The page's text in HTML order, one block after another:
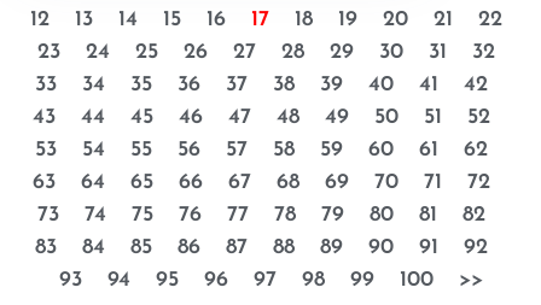
12
13 14 15 16 17 18 19 20 21
22
23
24 25 26 27 28 29 30 31
32
33
34 35 36 37 38 39 40 41
42
43
44 45 46 47 48 49 50 51
52
53
54 55 56 57 58 59 60 61
62
63
64 65 66 67 68 69 70 71
72
73
74 75 76 77 78 79 80 81
82
83
84 85 86 87 88 89 90 91
92
93
94 95 96 97 98 99 100 >>